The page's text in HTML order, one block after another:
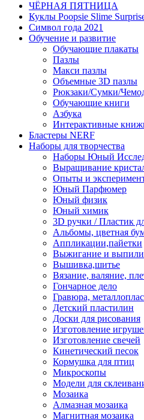
ЧЁРНАЯ ПЯТНИЦА
Куклы Poopsie Slime
Символ года 2021
Обучение и развитие
Обучающие плакаты
Пазлы
Макси пазлы
Объемные 3D пазлы
Рюкзаки/Сумки/
Обучающие книги
Азбука
Интерактивные
Бластеры NERF
Наборы для творчества
Наборы Юный
Выращивание
Опыты и
Юный Парфюмер
Юный физик
Юный химик
3D ручки / Пластик
Альбомы, цветная
Аппликации,пайетки
Выжигание и
Вышивка,шитье
Вязание, валяние,
Гончарное дело
Гравюра,
Детский пластилин
Доски для рисования
Изготовление
Изготовление свечей
Кинетический песок
Кормушка для птиц
Микроскопы
Модели для
Мозаика
Алмазная мозаика
Магнитная мозаика